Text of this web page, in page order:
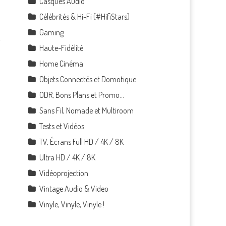
Célébrités & Hi-Fi (#HifiStars)
Gaming
Haute-Fidélité
Home Cinéma
Objets Connectés et Domotique
ODR, Bons Plans et Promo…
Sans Fil, Nomade et Multiroom
Tests et Vidéos
TV, Écrans Full HD / 4K / 8K
Ultra HD / 4K / 8K
Vidéoprojection
Vintage Audio & Video
Vinyle, Vinyle, Vinyle !